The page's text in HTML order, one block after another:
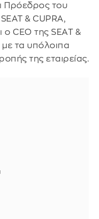
Πρόεδρος του
& CUPRA,
CEO της SEAT &
με τα υπόλοιπα
της εταιρείας.